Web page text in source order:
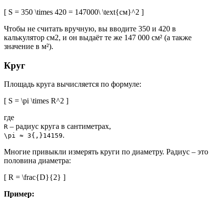
[ S = 350 \times 420 = 147000\ \text{см}^2 ]
Чтобы не считать вручную, вы вводите 350 и 420 в
калькулятор см2, и он выдаёт те же 147 000 см² (а также
значение в м²).
Круг
Площадь круга вычисляется по формуле:
[ S = \pi \times R^2 ]
где
R – радиус круга в сантиметрах,
\pi ≈ 3{,}14159.
Многие привыкли измерять круги по диаметру. Радиус – это
половина диаметра:
[ R = \frac{D}{2} ]
Пример: